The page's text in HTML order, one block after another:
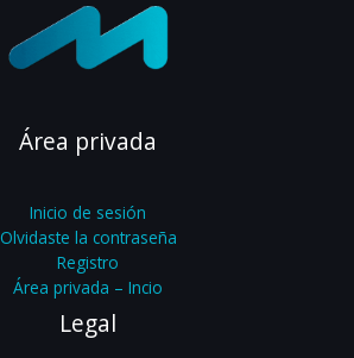
Área privada
Inicio de sesión
Olvidaste la contraseña
Registro
Área privada – Incio
Legal